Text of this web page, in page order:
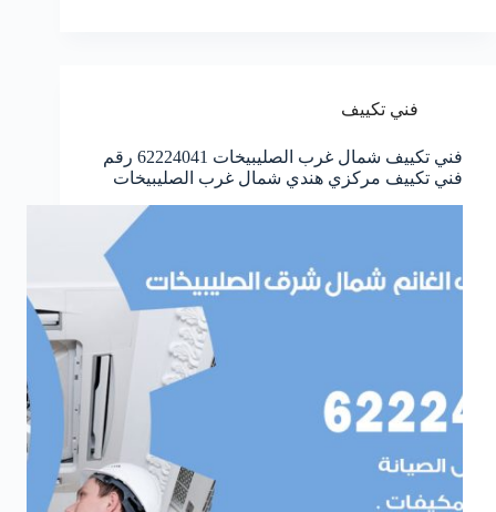
فني تكييف
فني تكييف شمال غرب الصليبيخات 62224041 رقم
فني تكييف مركزي هندي شمال غرب الصليبيخات